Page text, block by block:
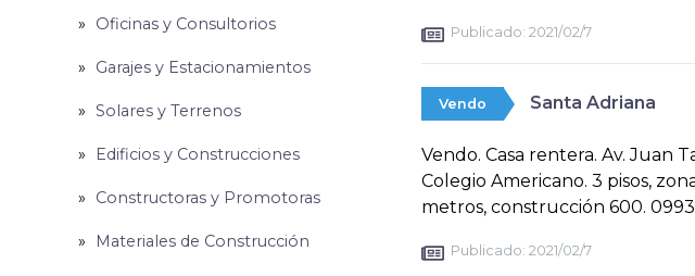
Oficinas y Consultorios
Garajes y Estacionamientos
Solares y Terrenos
Edificios y Construcciones
Constructoras y Promotoras
Materiales de Construcción
Publicado: 2021/02/7
Vendo Santa Adriana
Vendo. Casa rentera. Av. Juan
Colegio Americano. 3 pisos,
metros, construcción 600.
Publicado: 2021/02/7